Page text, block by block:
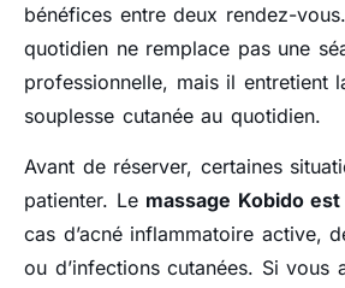
bénéfices entre deux rendez-
quotidien ne remplace pas une
professionnelle, mais il entretient
souplesse cutanée au quotidien.
Avant de réserver, certaines
patienter. Le massage Kobido
cas d’acné inflammatoire active,
ou d’infections cutanées. Si vous